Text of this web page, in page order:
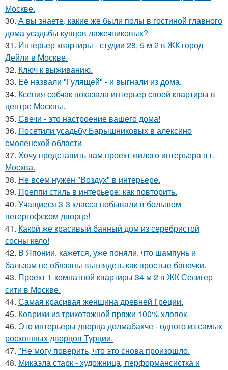
Москве.
30. А вы знаете, какие же были полы в гостиной главного
дома усадьбы купцов лажечниковых?
31. Интерьер квартиры - студии 28, 5 м 2 в ЖК город
Дейли в Москве.
32. Ключ к выживанию.
33. Её назвали "Гулящей" - и выгнали из дома.
34. Ксения собчак показала интерьер своей квартиры в
центре Москвы.
35. Свечи - это настроение вашего дома!
36. Посетили усадьбу Барышниковых в алексино
смоленской области.
37. Хочу представить вам проект жилого интерьера в г.
Москва.
38. Не всем нужен "Воздух" в интерьере.
39. Преппи стиль в интерьере: как повторить.
40. Учащиеся 3-3 класса побывали в большом
петергофском дворце!
41. Какой же красивый банный дом из серебристой
сосны кело!
42. В Японии, кажется, уже поняли, что шампунь и
бальзам не обязаны выглядеть как простые баночки.
43. Проект 1-комнатной квартиры 34 м 2 в ЖК Селигер
сити в Москве.
44. Самая красивая женщина древней Греции.
45. Коврики из трикотажной пряжи 100% хлопок.
46. Это интерьеры дворца долмабахче - одного из самых
роскошных дворцов Турции.
47. "Не могу поверить, что это снова произошло.
48. Микаэла старк - художница, перформансистка и